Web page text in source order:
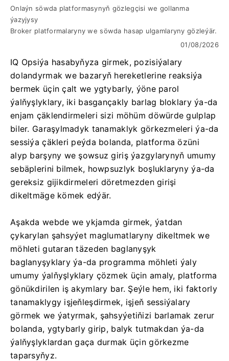
Onlaýn söwda platformasynyň gözlegçisi we gollanma
ýazyjysy
Broker platformalaryny we söwda hasap ulgamlaryny gözleýär.
01/08/2026
IQ Opsiýa hasabyňyza girmek, pozisiýalary
dolandyrmak we bazaryň hereketlerine reaksiýa
bermek üçin çalt we ygtybarly, ýöne parol
ýalňyşlyklary, iki basgançakly barlag bloklary ýa-da
enjam çäklendirmeleri sizi möhüm döwürde gulplap
biler. Garaşylmadyk tanamaklyk görkezmeleri ýa-da
sessiýa çäkleri peýda bolanda, platforma özüni
alyp barşyny we şowsuz giriş ýazgylarynyň umumy
sebäplerini bilmek, howpsuzlyk boşluklaryny ýa-da
gereksiz gijikdirmeleri döretmezden girişi
dikeltmäge kömek edýär.
Aşakda webde we ykjamda girmek, ýatdan
çykarylan şahsyýet maglumatlaryny dikeltmek we
möhleti gutaran täzeden baglanyşyk
baglanyşyklary ýa-da programma möhleti ýaly
umumy ýalňyşlyklary çözmek üçin amaly, platforma
gönükdirilen iş akymlary bar. Şeýle hem, iki faktorly
tanamaklygy işjeňleşdirmek, işjeň sessiýalary
görmek we ýatyrmak, şahsyýetiňizi barlamak zerur
bolanda, ygtybarly girip, balyk tutmakdan ýa-da
ýalňyşlyklardan gaça durmak üçin görkezme
taparsyňyz.